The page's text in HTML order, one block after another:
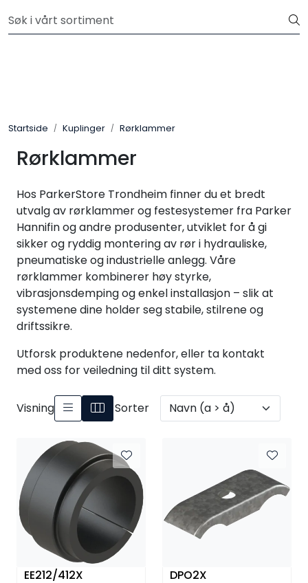
Kjøp slanger og fittings hos oss, så tilpasser og monterer vi
Startside Kuplinger Rørklammer
Rørklammer
Hos ParkerStore Trondheim finner du et bredt
utvalg av rørklammer og festesystemer fra Parker
Hannifin og andre produsenter, utviklet for å gi
sikker og ryddig montering av rør i hydrauliske,
pneumatiske og industrielle anlegg. Våre
rørklammer kombinerer høy styrke,
vibrasjonsdemping og enkel installasjon – slik at
systemene dine holder seg stabile, stilrene og
driftssikre.
Utforsk produktene nedenfor, eller ta kontakt
med oss for veiledning til ditt system.
Visning Sorter
EE212/412X
DPO2X
Kuplinger
Filter
Pneumatikk
Instrumentering
Elektromekanikk
Annet